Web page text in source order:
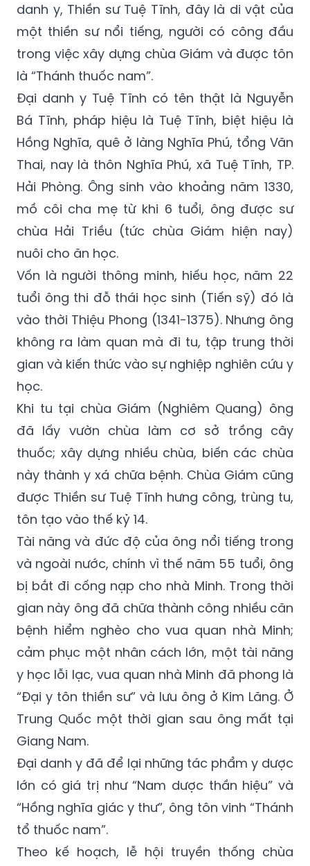
danh y, Thiền sư Tuệ Tĩnh, đây là di vật của
một thiền sư nổi tiếng, người có công đầu
trong việc xây dựng chùa Giám và được tôn
là “Thánh thuốc nam”.
Đại danh y Tuệ Tĩnh có tên thật là Nguyễn
Bá Tĩnh, pháp hiệu là Tuệ Tĩnh, biệt hiệu là
Hồng Nghĩa, quê ở làng Nghĩa Phú, tổng Văn
Thai, nay là thôn Nghĩa Phú, xã Tuệ Tĩnh, TP.
Hải Phòng. Ông sinh vào khoảng năm 1330,
mồ côi cha mẹ từ khi 6 tuổi, ông được sư
chùa Hải Triều (tức chùa Giám hiện nay)
nuôi cho ăn học.
Vốn là người thông minh, hiếu học, năm 22
tuổi ông thi đỗ thái học sinh (Tiến sỹ) đó là
vào thời Thiệu Phong (1341-1375). Nhưng ông
không ra làm quan mà đi tu, tập trung thời
gian và kiến thức vào sự nghiệp nghiên cứu y
học.
Khi tu tại chùa Giám (Nghiêm Quang) ông
đã lấy vườn chùa làm cơ sở trồng cây
thuốc; xây dựng nhiều chùa, biến các chùa
này thành y xá chữa bệnh. Chùa Giám cũng
được Thiền sư Tuệ Tĩnh hưng công, trùng tu,
tôn tạo vào thế kỷ 14.
Tài năng và đức độ của ông nổi tiếng trong
và ngoài nước, chính vì thế năm 55 tuổi, ông
bị bắt đi cống nạp cho nhà Minh. Trong thời
gian này ông đã chữa thành công nhiều căn
bệnh hiểm nghèo cho vua quan nhà Minh;
cảm phục một nhân cách lớn, một tài năng
y học lỗi lạc, vua quan nhà Minh đã phong là
“Đại y tôn thiền sư” và lưu ông ở Kim Lăng. Ở
Trung Quốc một thời gian sau ông mất tại
Giang Nam.
Đại danh y đã để lại những tác phẩm y dược
lớn có giá trị như “Nam dược thần hiệu” và
“Hồng nghĩa giác y thư”, ông tôn vinh “Thánh
tổ thuốc nam”.
Theo kế hoạch, lễ hội truyền thống chùa